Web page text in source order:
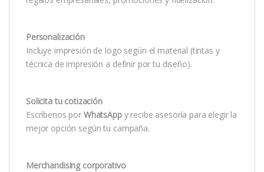
Personalización
Incluye impresión de logo según el material (tintas y
técnica de impresión a definir por tu diseño).
Solicita tu cotización
Escríbenos por WhatsAppy recibe asesoría para elegir la
mejor opción según tu campaña.
Merchandising corporativo